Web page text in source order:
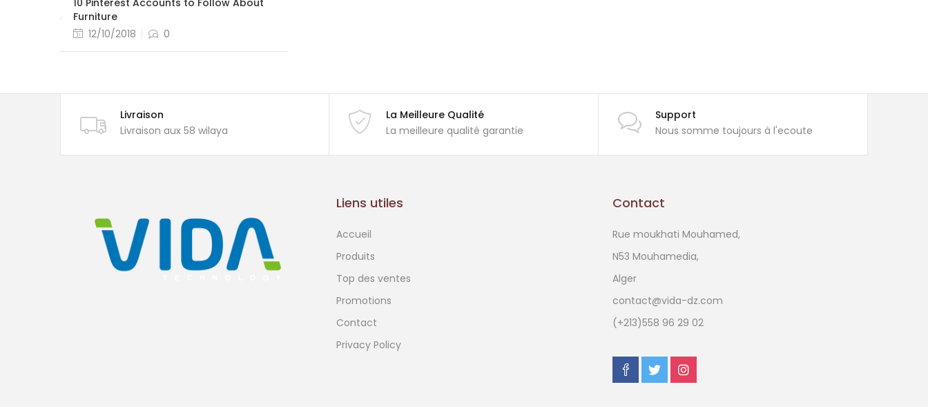
10 Pinterest Accounts to Follow About
Furniture
12/10/2018
0
Livraison
Livraison aux 58 wilaya
La Meilleure Qualité
La meilleure qualité garantie
Support
Nous somme toujours à l'ecoute
Liens utiles
Accueil
Produits
Top des ventes
Promotions
Contact
Privacy Policy
Contact
Rue moukhati Mouhamed,
N53 Mouhamedia,
Alger
contact@vida-dz.com
(+213)558 96 29 02